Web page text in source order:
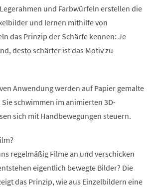
und Farbwürfeln erstellen die
und lernen mithilfe von
das Prinzip der Schärfe kennen: Je
desto schärfer ist das Motiv zu
Anwendung werden auf Papier gemalte
schwimmen im animierten 3D-
sich mit Handbewegungen steuern.
regelmäßig Filme an und verschicken
eigentlich bewegte Bilder? Die
das Prinzip, wie aus Einzelbildern eine